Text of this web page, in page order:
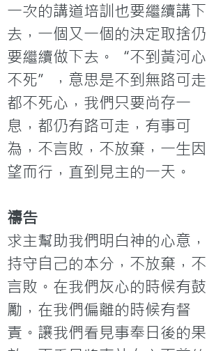
一次的講道培訓也要繼續講下
去，一個又一個的決定取捨仍
要繼續做下去。“不到黃河心
不死”，意思是不到無路可走
都不死心，我們只要尚存一
息，都仍有路可走，有事可
為，不言敗，不放棄，一生因
禱告
求主幫助我們明白神的心意，
持守自己的本分，不放棄，不
言敗。在我們灰心的時候有鼓
勵，在我們偏離的時候有督
責。讓我們看見事奉日後的果